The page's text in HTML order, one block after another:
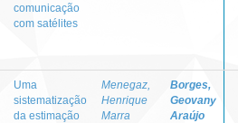
comunicação
com satélites
Uma
sistematização
da estimação
Menegaz,
Henrique
Marra
Borges,
Geovany
Araújo